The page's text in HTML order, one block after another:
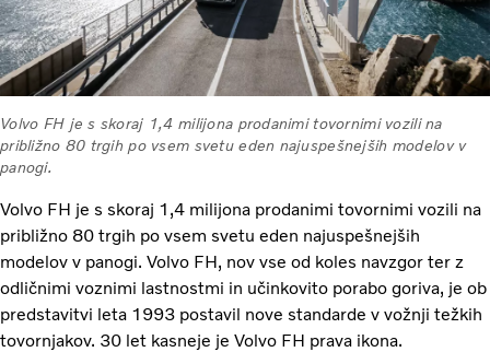
Volvo FH je s skoraj 1,4 milijona prodanimi tovornimi vozili na
približno 80 trgih po vsem svetu eden najuspešnejših modelov v
panogi.
Volvo FH je s skoraj 1,4 milijona prodanimi tovornimi vozili na
približno 80 trgih po vsem svetu eden najuspešnejših
modelov v panogi. Volvo FH, nov vse od koles navzgor ter z
odličnimi voznimi lastnostmi in učinkovito porabo goriva, je ob
predstavitvi leta 1993 postavil nove standarde v vožnji težkih
tovornjakov. 30 let kasneje je Volvo FH prava ikona.